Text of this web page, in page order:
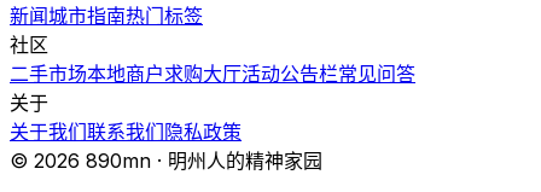
新闻城市指南热门标签
社区
二手市场本地商户求购大厅活动公告栏常见问答
关于
关于我们联系我们隐私政策
© 2026 890mn · 明州人的精神家园